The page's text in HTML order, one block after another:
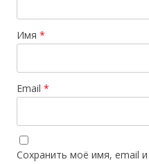
Имя *
Email *
Сохранить моё имя, email